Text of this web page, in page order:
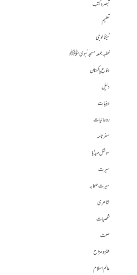
تبصرہ کتب
تعلیم
ٹیکنالوجی
خطبہ جمعہ مسجد نبوی ﷺ
دفاع پاکستان
دلیل
دینیات
روحانیات
سفرنامہ
سوشل میڈیا
سیرت
سیرت صحابہ
شاعری
شخصیات
صحت
طنز و مزاح
عالم اسلام